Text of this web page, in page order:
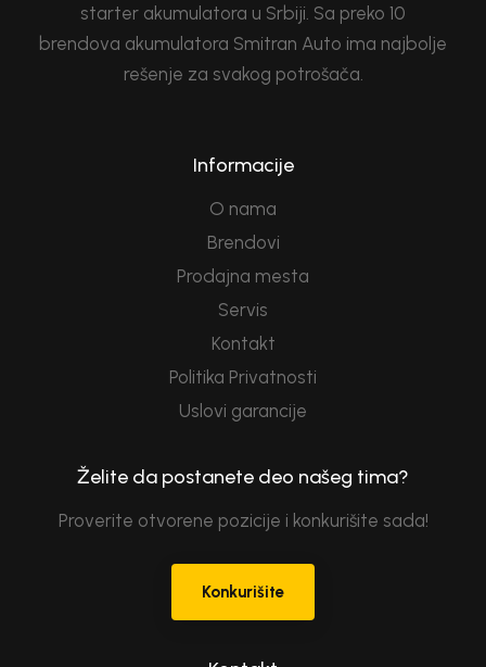
starter akumulatora u Srbiji. Sa preko 10
brendova akumulatora Smitran Auto ima najbolje
rešenje za svakog potrošača.
Informacije
O nama
Brendovi
Prodajna mesta
Servis
Kontakt
Politika Privatnosti
Uslovi garancije
Želite da postanete deo našeg tima?
Proverite otvorene pozicije i konkurišite sada!
Konkurišite